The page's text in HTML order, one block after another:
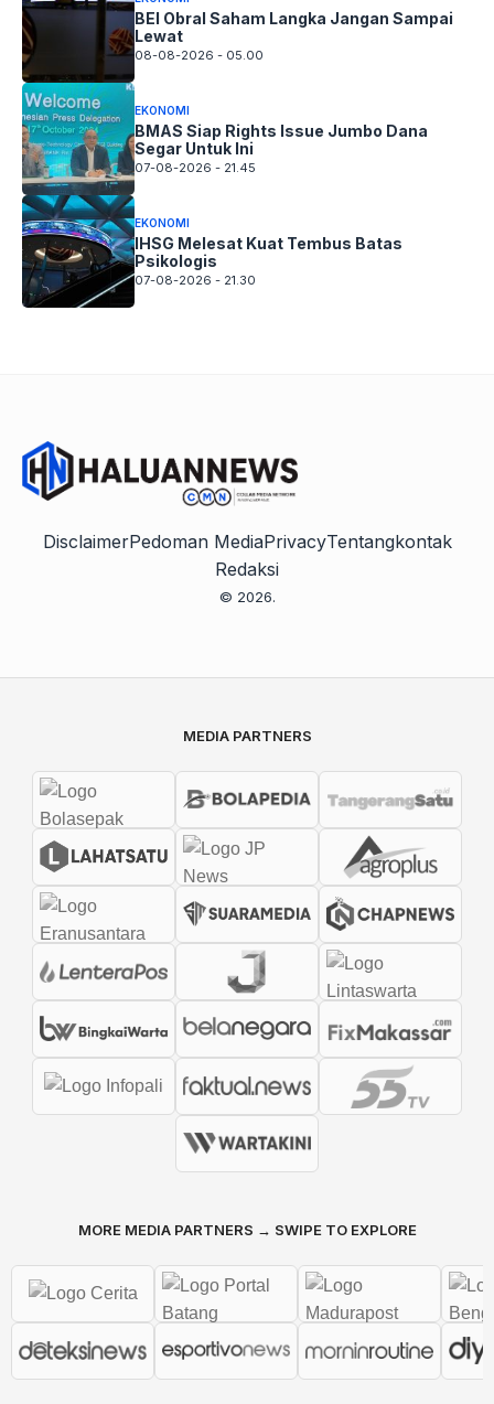
BEI Obral Saham Langka Jangan Sampai
Lewat
08-08-2026 - 05.00
EKONOMI
BMAS Siap Rights Issue Jumbo Dana
Segar Untuk Ini
07-08-2026 - 21.45
EKONOMI
IHSG Melesat Kuat Tembus Batas
Psikologis
07-08-2026 - 21.30
DisclaimerPedoman MediaPrivacyTentangkontak
Redaksi
© 2026.
MEDIA PARTNERS
MORE MEDIA PARTNERS → SWIPE TO EXPLORE